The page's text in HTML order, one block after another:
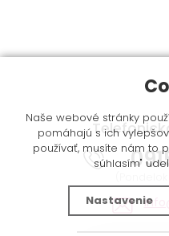
Naše webové stránky
pomáhajú s ich
používať, musíte nám to
súhlasím"
Nastavenie